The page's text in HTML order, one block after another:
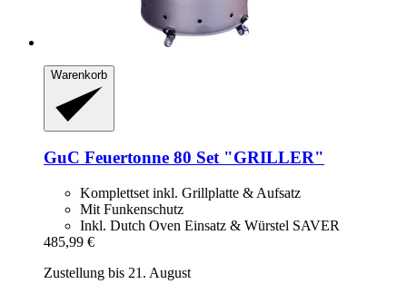
Warenkorb
GuC Feuertonne 80 Set "GRILLER"
Komplettset inkl. Grillplatte & Aufsatz
Mit Funkenschutz
Inkl. Dutch Oven Einsatz & Würstel SAVER
485,99 €
Zustellung bis 21. August